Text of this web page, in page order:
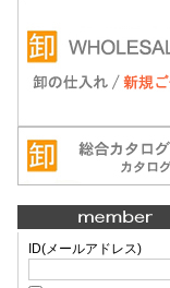
ID(メールアドレス)